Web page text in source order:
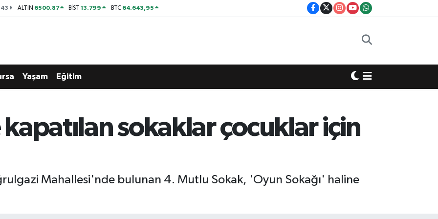
ALTIN 6500.87 BİST13.799 BTC 64.643,95
Yaşam Eğitim
sokaklar çocuklar için
Mahallesi'nde bulunan 4. Mutlu Sokak, 'Oyun Sokağı' haline